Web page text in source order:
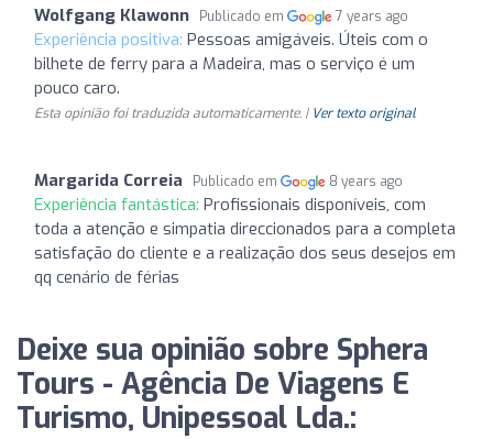
Wolfgang Klawonn Publicado em 7 years ago
Experiência positiva: Pessoas amigáveis. Úteis com o
bilhete de ferry para a Madeira, mas o serviço é um
pouco caro.
Esta opinião foi traduzida automaticamente. | Ver texto original
Margarida Correia Publicado em 8 years ago
Experiência fantástica: Profissionais disponíveis, com
toda a atenção e simpatia direccionados para a completa
satisfação do cliente e a realização dos seus desejos em
qq cenário de férias
Deixe sua opinião sobre Sphera
Tours - Agência De Viagens E
Turismo, Unipessoal Lda.: